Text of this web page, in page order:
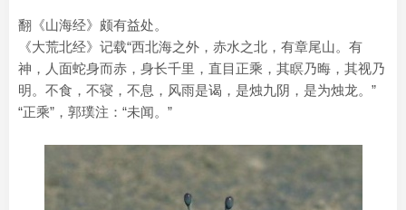
翻《山海经》颇有益处。
《大荒北经》记载“西北海之外，赤水之北，有章尾山。有
神，人面蛇身而赤，身长千里，直目正乘，其瞑乃晦，其视乃
明。不食，不寝，不息，风雨是谒，是烛九阴，是为烛龙。”
“正乘”，郭璞注：“未闻。”